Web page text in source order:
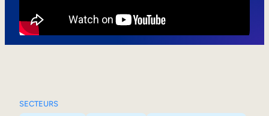
SECTEURS